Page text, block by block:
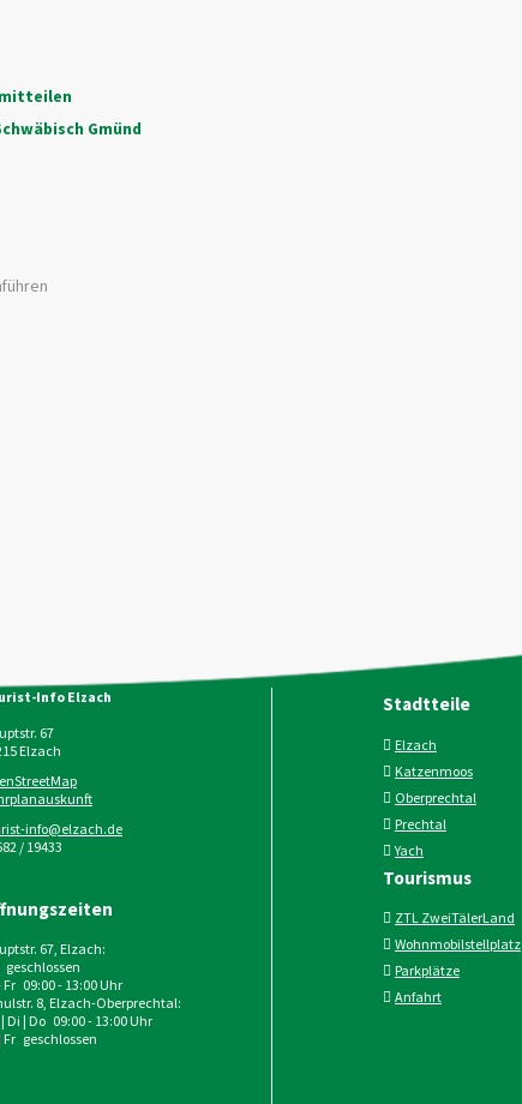
mitteilen
Gmünd
Info Elzach
67
Elzach
info@elzach.de
/ 19433
67, Elzach:
geschlossen
Fr 09:00 - 13:00 Uhr
8, Elzach-Oberprechtal:
Di | Do 09:00 - 13:00 Uhr
Fr geschlossen
Stadtteile
Elzach
Katzenmoos
Oberprechtal
Prechtal
Yach
Tourismus
ZTL ZweiTälerLand
Wohnmobilstellplatz
Parkplätze
Anfahrt